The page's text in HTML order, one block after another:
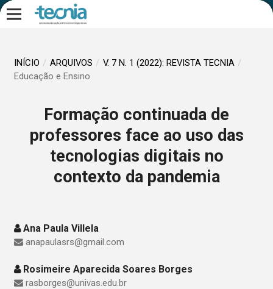
INÍCIO / ARQUIVOS / V. 7 N. 1 (2022): REVISTA TECNIA /
Educação e Ensino
Formação continuada de
professores face ao uso das
tecnologias digitais no
contexto da pandemia
Ana Paula Villela
anapaulasrs@gmail.com
Rosimeire Aparecida Soares Borges
rasborges@univas.edu.br